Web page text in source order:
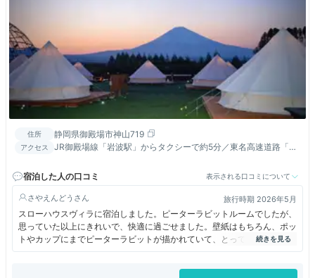
住所 静岡県御殿場市神山719
アクセス
JR御殿場線「岩波駅」からタクシーで約5分／東名高速道路「御
宿泊した人の口コミ
表示される口コミについて
さやえんどう 旅行時期 2026年5月
スローハウスヴィラに宿泊しました。ピーターラビットルームでしたが、
思っていた以上にきれいで、快適に過ごせました。壁紙はもちろん、ポッ
トやカップにまでピーターラビットが描かれていて、とっても可愛く癒さ
れました。